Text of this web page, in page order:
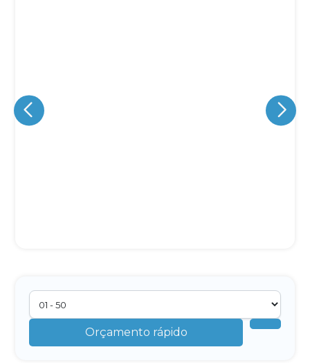
Orçamento rápido